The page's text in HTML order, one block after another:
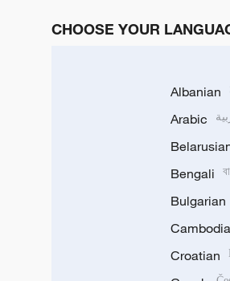
CHOOSE YOUR
Albanian
Arabic
Bengali
Bulgarian
Croatian